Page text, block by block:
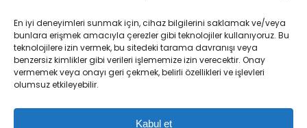
En iyi deneyimleri sunmak için, cihaz bilgilerini saklamak ve/veya
bunlara erişmek amacıyla çerezler gibi teknolojiler kullanıyoruz. Bu
teknolojilere izin vermek, bu sitedeki tarama davranışı veya
benzersiz kimlikler gibi verileri işlememize izin verecektir. Onay
vermemek veya onayı geri çekmek, belirli özellikleri ve işlevleri
olumsuz etkileyebilir.
Kabul et
Previous 1 … 5 6 7 8
9